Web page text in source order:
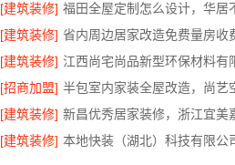
[建筑装修] 福田全屋定制怎么设计，华居
[建筑装修]
[建筑装修]
[招商加盟] 半包室内家装全屋改造，尚艺
[建筑装修]
[建筑装修]